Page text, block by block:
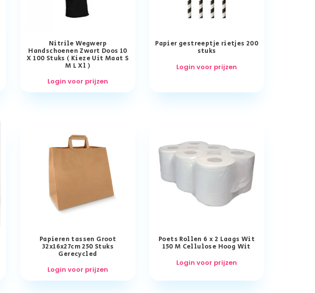
Nitrile Wegwerp
Handschoenen Zwart Doos 10
X 100 Stuks ( Kieze Uit Maat S
M L Xl )
Login voor prijzen
Papier gestreeptje rietjes 200
stuks
Login voor prijzen
Papieren tassen Groot
32x16x27cm 250 Stuks
Gerecycled
Login voor prijzen
Poets Rollen 6 x 2 Laags Wit
150 M Cellulose Hoog Wit
Login voor prijzen